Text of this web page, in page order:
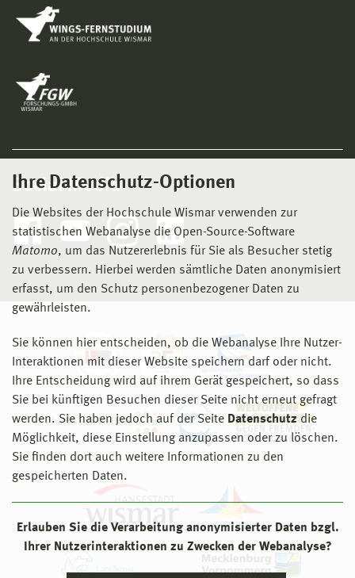
Ihre Datenschutz-Optionen
Die Websites der Hochschule Wismar verwenden zur
statistischen Webanalyse die Open-Source-Software
Matomo, um das Nutzererlebnis für Sie als Besucher stetig
zu verbessern. Hierbei werden sämtliche Daten anonymisiert
erfasst, um den Schutz personenbezogener Daten zu
gewährleisten.
Sie können hier entscheiden, ob die Webanalyse Ihre Nutzer-
Interaktionen mit dieser Website speichern darf oder nicht.
Ihre Entscheidung wird auf ihrem Gerät gespeichert, so dass
Sie bei künftigen Besuchen dieser Seite nicht erneut gefragt
werden. Sie haben jedoch auf der Seite Datenschutz die
Möglichkeit, diese Einstellung anzupassen oder zu löschen.
Sie finden dort auch weitere Informationen zu den
gespeicherten Daten.
Erlauben Sie die Verarbeitung anonymisierter Daten bzgl.
Ihrer Nutzerinteraktionen zu Zwecken der Webanalyse?
Social Media